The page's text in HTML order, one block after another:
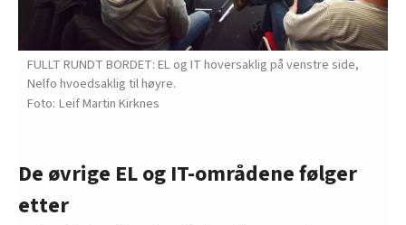
FULLT RUNDT BORDET: EL og IT hoversaklig på venstre side,
Nelfo hvoedsaklig til høyre.
Leif Martin Kirknes
De øvrige EL og IT-områdene følger
etter